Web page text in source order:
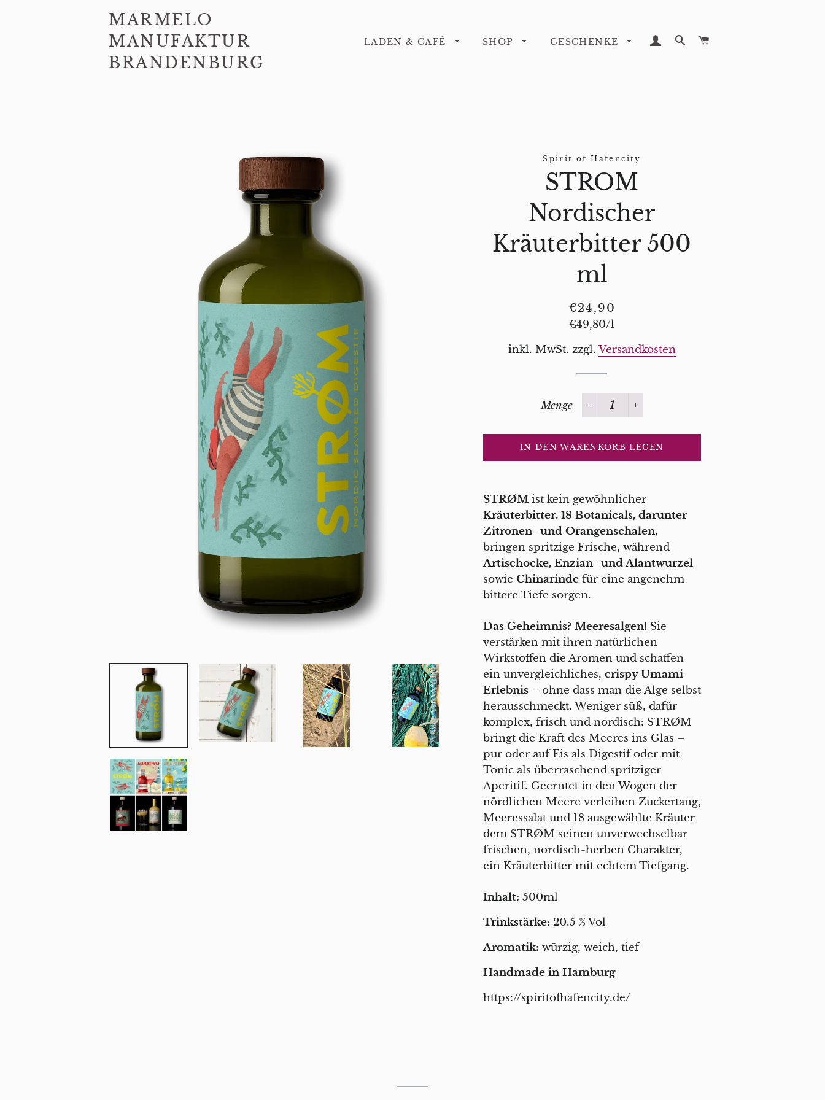
MARMELO
MANUFAKTUR
BRANDENBURG
LADEN & CAFÉ SHOP GESCHENKE EINLOGGEN
SUCHE
Spirit of Hafencity
STROM
Nordischer
Kräuterbitter 500
ml
Normaler
Preis
Sonderpreis
€24,90
Stückpreis
€49,80/pro
l
inkl. MwSt. zzgl.Versandkosten
Menge
−
+
IN DEN WARENKORB LEGEN
STRØM ist kein gewöhnlicher
Kräuterbitter. 18 Botanicals, darunter
Zitronen- und Orangenschalen,
bringen spritzige Frische, während
Artischocke, Enzian- und Alantwurzel
sowie Chinarindefür eine angenehm
bittere Tiefe sorgen.
Das Geheimnis? Meeresalgen! Sie
verstärken mit ihren natürlichen
Wirkstoffen die Aromen und schaffen
ein unvergleichliches, crispy Umami-
Erlebnis – ohne dass man die Alge selbst
herausschmeckt. Weniger süß, dafür
komplex, frisch und nordisch: STRØM
bringt die Kraft des Meeres ins Glas –
pur oder auf Eis als Digestif oder mit
Tonic als überraschend spritziger
Aperitif. Geerntet in den Wogen der
nördlichen Meere verleihen Zuckertang,
Meeressalat und 18 ausgewählte Kräuter
dem STRØM seinen unverwechselbar
frischen, nordisch-herben Charakter,
ein Kräuterbitter mit echtem Tiefgang.
Inhalt: 500ml
Trinkstärke: 20.5 % Vol
Aromatik: würzig, weich, tief
Handmade in Hamburg
https://spiritofhafencity.de/